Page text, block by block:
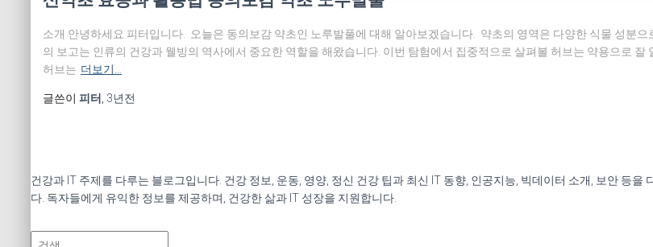
소개 안녕하세요 피터입니다. 오늘은 동의보감 약초인 노루발풀에 대해 알아보겠습니다. 약초의 영역은 다양한 식물 성분
의 보고는 인류의 건강과 웰빙의 역사에서 중요한 역할을 해왔습니다. 이번 탐험에서 집중적으로 살펴볼 허브는 약용으로
허브는 더보기…
글쓴이 피터 , 3년전
건강과 IT 주제를 다루는 블로그입니다. 건강 정보, 운동, 영양, 정신 건강 팁과 최신 IT 동향, 인공지능, 빅데이터 소개, 보안 등
다. 독자들에게 유익한 정보를 제공하며, 건강한 삶과 IT 성장을 지원합니다.
검